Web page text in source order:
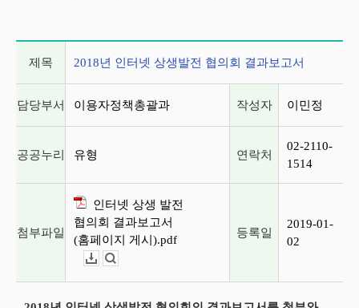
제목 2018년 인터넷 상생발전 협의회 결과보고서
담당부서 이용자정책총괄과 작성자 이민정
공공누리 유형 연락처
02-2110-
1514
첨부파일
인터넷 상생 발전
협의회 결과보고서
(홈페이지 게시).pdf
등록일
2019-01-
02